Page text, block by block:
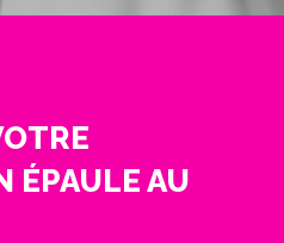
ÉPAULE AU